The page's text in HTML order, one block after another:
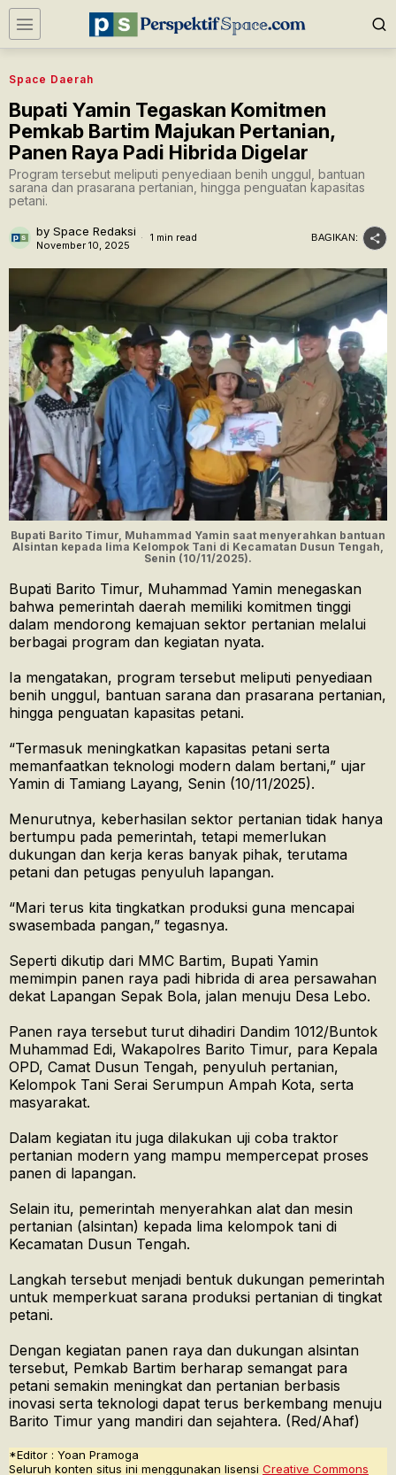
Space Daerah
Bupati Yamin Tegaskan Komitmen
Pemkab Bartim Majukan Pertanian,
Panen Raya Padi Hibrida Digelar
Program tersebut meliputi penyediaan benih unggul, bantuan
sarana dan prasarana pertanian, hingga penguatan kapasitas
petani.
by Space Redaksi
November 10, 2025
1 min read BAGIKAN:
Bupati Barito Timur, Muhammad Yamin saat menyerahkan bantuan
Alsintan kepada lima Kelompok Tani di Kecamatan Dusun Tengah,
Senin (10/11/2025).
Bupati Barito Timur, Muhammad Yamin menegaskan
bahwa pemerintah daerah memiliki komitmen tinggi
dalam mendorong kemajuan sektor pertanian melalui
berbagai program dan kegiatan nyata.
Ia mengatakan, program tersebut meliputi penyediaan
benih unggul, bantuan sarana dan prasarana pertanian,
hingga penguatan kapasitas petani.
“Termasuk meningkatkan kapasitas petani serta
memanfaatkan teknologi modern dalam bertani,” ujar
Yamin di Tamiang Layang, Senin (10/11/2025).
Menurutnya, keberhasilan sektor pertanian tidak hanya
bertumpu pada pemerintah, tetapi memerlukan
dukungan dan kerja keras banyak pihak, terutama
petani dan petugas penyuluh lapangan.
“Mari terus kita tingkatkan produksi guna mencapai
swasembada pangan,” tegasnya.
Seperti dikutip dari MMC Bartim, Bupati Yamin
memimpin panen raya padi hibrida di area persawahan
dekat Lapangan Sepak Bola, jalan menuju Desa Lebo.
Panen raya tersebut turut dihadiri Dandim 1012/Buntok
Muhammad Edi, Wakapolres Barito Timur, para Kepala
OPD, Camat Dusun Tengah, penyuluh pertanian,
Kelompok Tani Serai Serumpun Ampah Kota, serta
masyarakat.
Dalam kegiatan itu juga dilakukan uji coba traktor
pertanian modern yang mampu mempercepat proses
panen di lapangan.
Selain itu, pemerintah menyerahkan alat dan mesin
pertanian (alsintan) kepada lima kelompok tani di
Kecamatan Dusun Tengah.
Langkah tersebut menjadi bentuk dukungan pemerintah
untuk memperkuat sarana produksi pertanian di tingkat
petani.
Dengan kegiatan panen raya dan dukungan alsintan
tersebut, Pemkab Bartim berharap semangat para
petani semakin meningkat dan pertanian berbasis
inovasi serta teknologi dapat terus berkembang menuju
Barito Timur yang mandiri dan sejahtera. (Red/Ahaf)
*Editor : Yoan Pramoga
Seluruh konten situs ini menggunakan lisensi Creative Commons